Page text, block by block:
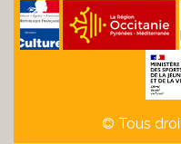
© Tous